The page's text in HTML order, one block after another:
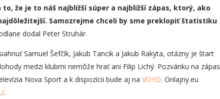
to, že je to náš najbližší súper a najbližší zápas, ktorý, ako
Samozrejme chceli by sme preklopiť štatistiku
dodal Peter Struhár.
Samuel Šefčík, Jakub Tancik a Jakub Rakyta, otázny je štart
medzi klubmi nemôže hrať ani Filip Lichý. Pozvánku na zápas
Nova Sport a k dispozícii bude aj na VOYO. Onlajny.eu
.